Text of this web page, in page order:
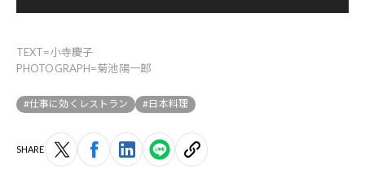
TEXT=小寺慶子
PHOTOGRAPH=菊池陽一郎
#仕事に効くレストラン #日本料理
SHARE